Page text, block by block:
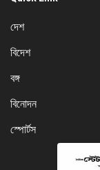
দেশ
বিদেশ
বঙ্গ
বিনোদন
স্পোর্টস